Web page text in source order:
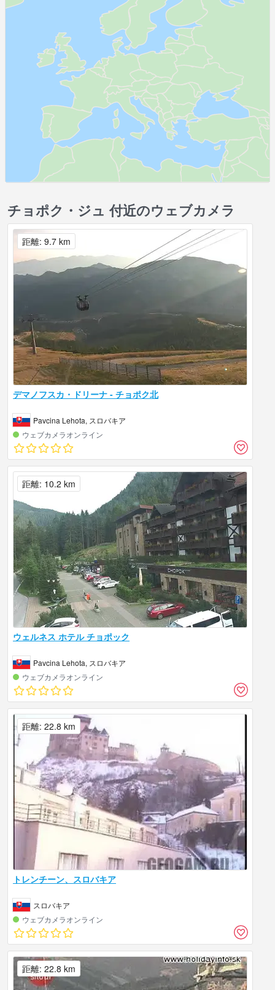
チョポク・ジュ 付近のウェブカメラ
デマノフスカ・ドリーナ - チョポク北
Pavcina Lehota, スロバキア
ウェブカメラオンライン
距離: 9.7 km
ウェルネス ホテル チョポック
Pavcina Lehota, スロバキア
ウェブカメラオンライン
距離: 10.2 km
トレンチーン、スロバキア
スロバキア
ウェブカメラオンライン
距離: 22.8 km
距離: 22.8 km